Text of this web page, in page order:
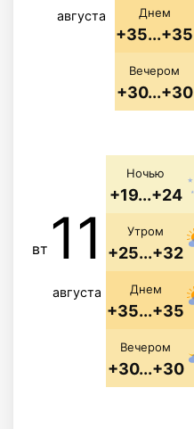
августа Днем
+35...+35
Вечером
+30...+30
вт 11
августа
Ночью
+19...+24
Утром
+25...+32
Днем
+35...+35
Вечером
+30...+30